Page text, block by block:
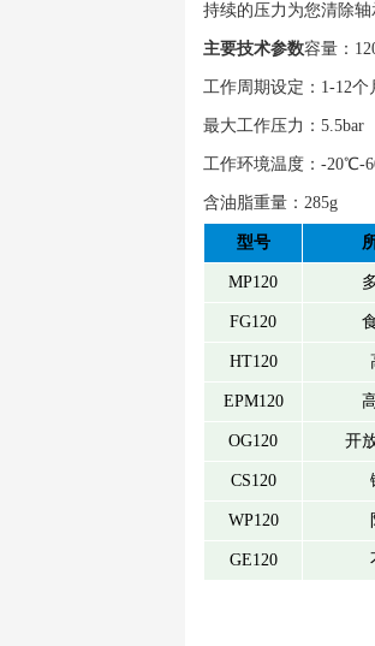
持续的压力为您清除
主要技术参数容量：
工作周期设定：1-12个
最大工作压力：5.5bar
工作环境温度：-20℃-
含油脂重量：285g
型号
MP120
FG120
HT120
EPM120
OG120 开
CS120
WP120
GE120